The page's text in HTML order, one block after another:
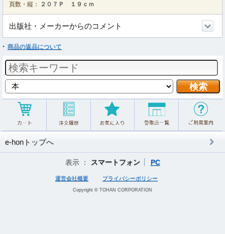
頁数・縦：
２０７Ｐ １９ｃｍ
出版社・メーカーからのコメント
商品の返品について
e-honトップへ
表示 ： スマートフォン PC
運営会社概要 プライバシーポリシー
Copyright © TOHAN CORPORATION